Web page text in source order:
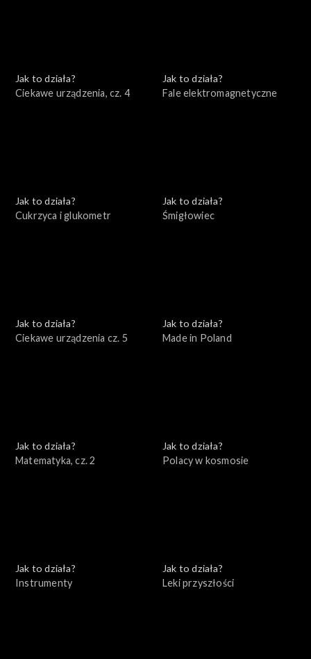
Jak to działa?
Ciekawe urządzenia, cz. 4
Jak to działa?
Fale elektromagnetyczne
Jak to działa?
Cukrzyca i glukometr
Jak to działa?
Śmigłowiec
Jak to działa?
Ciekawe urządzenia cz. 5
Jak to działa?
Made in Poland
Jak to działa?
Matematyka, cz. 2
Jak to działa?
Polacy w kosmosie
Jak to działa?
Instrumenty
Jak to działa?
Leki przyszłości